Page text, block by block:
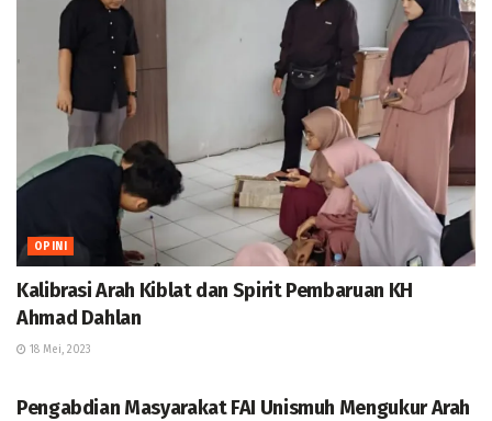
OPINI
Kalibrasi Arah Kiblat dan Spirit Pembaruan KH
Ahmad Dahlan
18 Mei, 2023
Pengabdian Masyarakat FAI Unismuh Mengukur Arah